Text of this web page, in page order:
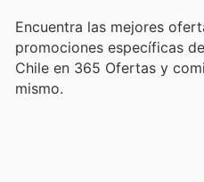
Encuentra las mejores
promociones específicas
Chile en 365 Ofertas y
mismo.